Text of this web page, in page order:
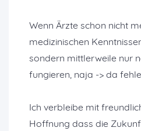
Wenn Ärzte schon nicht
medizinischen
sondern mittlerweile nur
fungieren, naja -> da
Ich verbleibe mit
Hoffnung dass die